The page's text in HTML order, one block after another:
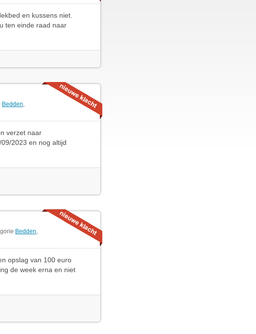
en kussens niet.
ten einde raad naar
Bedden,
verzet naar
2023 en nog altijd
Bedden,
opslag van 100 euro
de week erna en niet